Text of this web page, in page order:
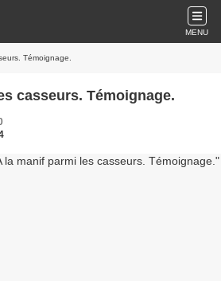
MENU
Témoignage.
casseurs. Témoignage.